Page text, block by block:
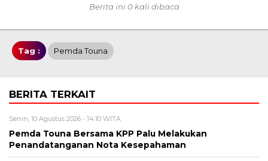
Berita ini 0 kali dibaca
Tag : Pemda Touna
BERITA TERKAIT
Senin, 10 Agustus 2026 - 14:10 WITA
Pemda Touna Bersama KPP Palu Melakukan
Penandatanganan Nota Kesepahaman